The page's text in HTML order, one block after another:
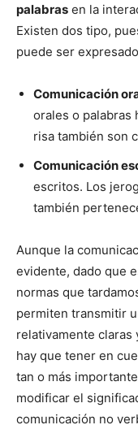
palabras en la
Existen dos tipo,
puede ser
Comunicación
orales o palabras
risa también son
Comunicación
escritos. Los
también
Aunque la
evidente, dado que
normas que
permiten transmitir
relativamente claras
hay que tener en
tan o más
modificar el
comunicación no